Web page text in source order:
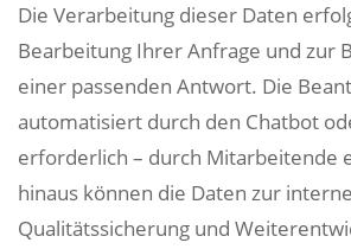
Die Verarbeitung dieser Daten
Bearbeitung Ihrer Anfrage und zur
einer passenden Antwort. Die
automatisiert durch den Chatbot
erforderlich – durch Mitarbeitende
hinaus können die Daten zur
Qualitätssicherung und